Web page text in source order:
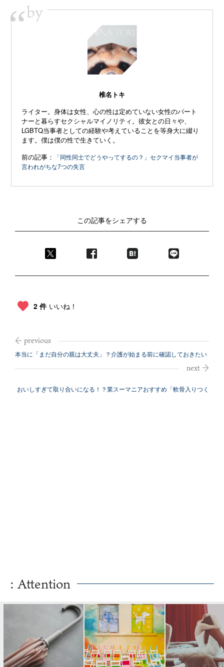
“by
椎名トキ
ライター。身体は女性、心の性は定めていない女性のパート
ナーと暮らすセクシャルマイノリティ。彼女との日々や、
LGBTQ当事者としての経験や考えていることを等身大に綴り
ます。僕は僕の性で生きていく。
前の記事：
「同性同士でどうやってするの？」セクマイ当事者が
言われがちな7つの失言
この記事をシェアする
2 件 いいね！
本当に「まだ自分の親は大丈夫」？介護が始まる前に確認しておきたい
おいしすぎて取り合いになる！？業スーマニアおすすめ「軟骨入りつく
: Attention